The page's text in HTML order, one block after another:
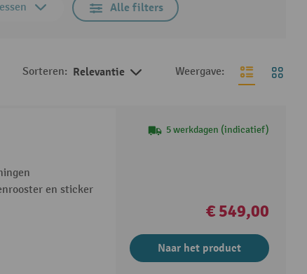
Alle filters
Sorteren: Relevantie Weergave:
en sticker
5 werkdagen (indicatief)
€ 549,00
Naar het product